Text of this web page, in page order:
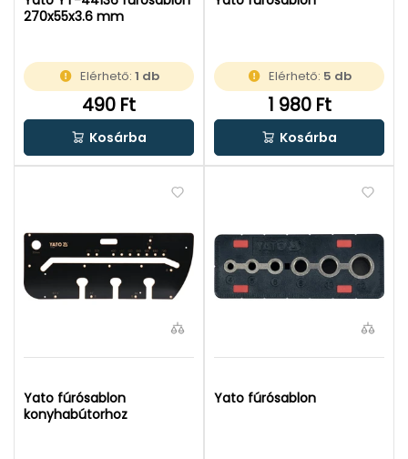
270x55x3.6 mm
Elérhető: 1 db
490 Ft
Kosárba
Elérhető: 5 db
1 980 Ft
Kosárba
Yato fúrósablon
konyhabútorhoz
Yato fúrósablon